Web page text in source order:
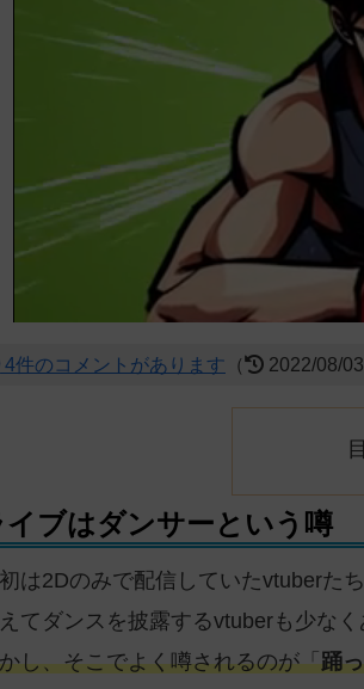
4件のコメントがあります （ 2022/08/
イブはダンサーという噂
は2Dのみで配信していたvtuberた
てダンスを披露するvtuberも少な
し、そこでよく噂されるのが「踊